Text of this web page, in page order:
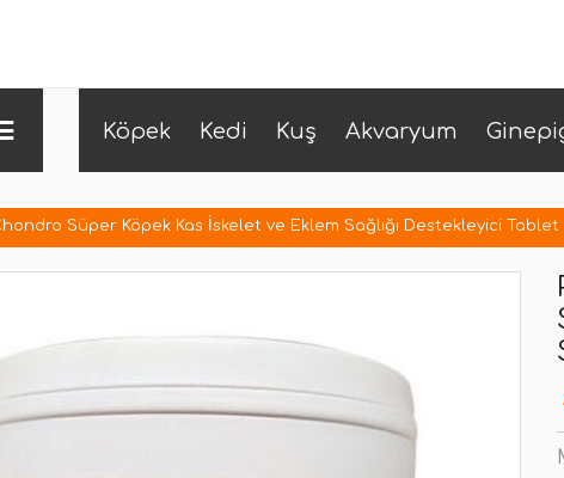
Köpek Kedi Kuş Akvaryum
Süper Köpek Kas İskelet ve Eklem Sağlığı Destekleyici Tablet